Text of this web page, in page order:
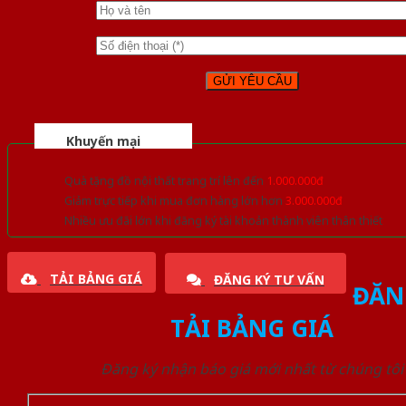
Khuyến mại
Quà tặng đồ nội thất trang trí lên đến 1.000.000đ
Giảm trực tiếp khi mua đơn hàng lớn hơn 3.000.000đ
Nhiều ưu đãi lớn khi đăng ký tài khoản thành viên thân thiết
TẢI BẢNG GIÁ ĐĂNG KÝ TƯ VẤN
TẢI BẢNG GIÁ
Đăng ký nhận báo giá mới nhất từ chúng tôi